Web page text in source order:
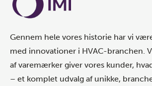
Gennem hele vores historie har vi
med innovationer i HVAC-branchen.
af varemærker giver vores kunder,
– et komplet udvalg af unikke,